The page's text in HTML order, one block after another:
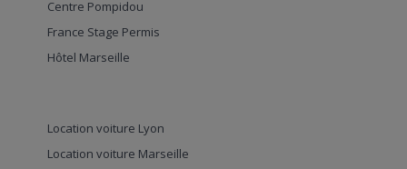
Centre Pompidou
France Stage Permis
Hôtel Marseille
Location voiture Lyon
Location voiture Marseille